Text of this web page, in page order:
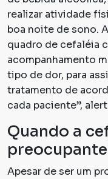
realizar atividade
boa noite de sono.
quadro de cefaléia
acompanhamento
tipo de dor, para
tratamento de
cada paciente”,
Quando a
Apesar de ser um